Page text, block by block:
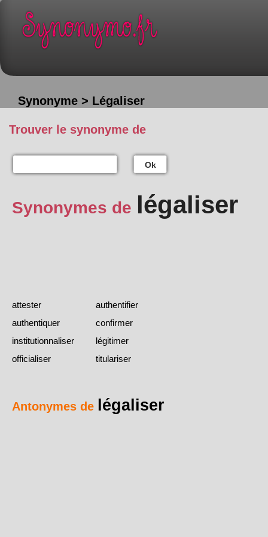
Synonyme > Légaliser
Trouver le synonyme de
Ok
Synonymes de légaliser
attester
authentifier
authentiquer
confirmer
institutionnaliser
légitimer
officialiser
titulariser
Antonymes de légaliser